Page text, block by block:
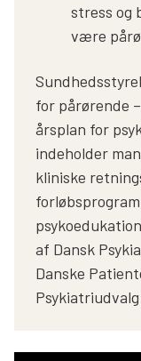
stress og
være
for pårørende
årsplan for
indeholder
kliniske
af Dansk
Danske
Psykiatriudvalg